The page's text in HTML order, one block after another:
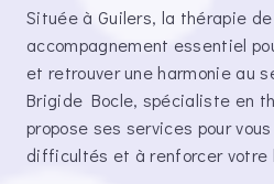
Située à Guilers, la thérapie
accompagnement essentiel
et retrouver une harmonie au
Brigide Bocle, spécialiste en
propose ses services pour
difficultés et à renforcer